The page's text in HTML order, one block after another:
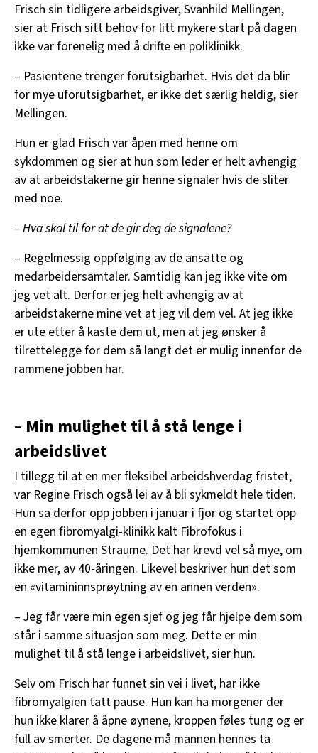
Frisch sin tidligere arbeidsgiver, Svanhild Mellingen,
sier at Frisch sitt behov for litt mykere start på dagen
ikke var forenelig med å drifte en poliklinikk.
– Pasientene trenger forutsigbarhet. Hvis det da blir
for mye uforutsigbarhet, er ikke det særlig heldig, sier
Mellingen.
Hun er glad Frisch var åpen med henne om
sykdommen og sier at hun som leder er helt avhengig
av at arbeidstakerne gir henne signaler hvis de sliter
med noe.
– Hva skal til for at de gir deg de signalene?
– Regelmessig oppfølging av de ansatte og
medarbeidersamtaler. Samtidig kan jeg ikke vite om
jeg vet alt. Derfor er jeg helt avhengig av at
arbeidstakerne mine vet at jeg vil dem vel. At jeg ikke
er ute etter å kaste dem ut, men at jeg ønsker å
tilrettelegge for dem så langt det er mulig innenfor de
rammene jobben har.
– Min mulighet til å stå lenge i
arbeidslivet
I tillegg til at en mer fleksibel arbeidshverdag fristet,
var Regine Frisch også lei av å bli sykmeldt hele tiden.
Hun sa derfor opp jobben i januar i fjor og startet opp
en egen fibromyalgi-klinikk kalt Fibrofokus i
hjemkommunen Straume. Det har krevd vel så mye, om
ikke mer, av 40-åringen. Likevel beskriver hun det som
en «vitamininnsprøytning av en annen verden».
– Jeg får være min egen sjef og jeg får hjelpe dem som
står i samme situasjon som meg. Dette er min
mulighet til å stå lenge i arbeidslivet, sier hun.
Selv om Frisch har funnet sin vei i livet, har ikke
fibromyalgien tatt pause. Hun kan ha morgener der
hun ikke klarer å åpne øynene, kroppen føles tung og er
full av smerter. De dagene må mannen hennes ta